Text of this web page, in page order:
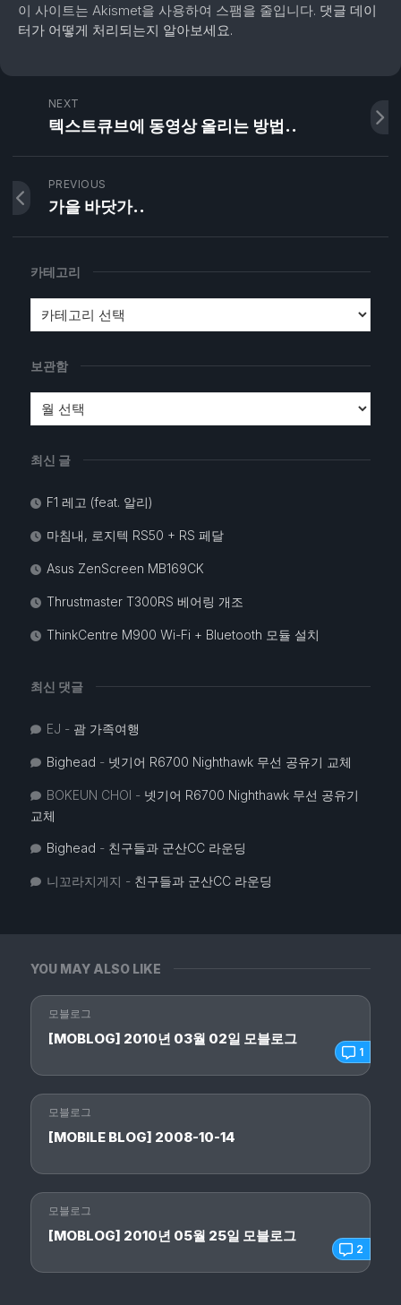
YOU MAY ALSO LIKE
1
모블로그
[MOBLOG] 2010년 03월 02일 모블로그
모블로그
[MOBILE BLOG] 2008-10-14
2
모블로그
[MOBLOG] 2010년 05월 25일 모블로그
이 사이트는 Akismet을 사용하여 스팸을 줄입니다. 댓글 데이
터가 어떻게 처리되는지 알아보세요.
NEXT
텍스트큐브에 동영상 올리는 방법..
PREVIOUS
가을 바닷가..
카테고리
보관함
최신 글
F1 레고 (feat. 알리)
마침내, 로지텍 RS50 + RS 페달
Asus ZenScreen MB169CK
Thrustmaster T300RS 베어링 개조
ThinkCentre M900 Wi-Fi + Bluetooth 모듈 설치
최신 댓글
EJ - 괌 가족여행
Bighead - 넷기어 R6700 Nighthawk 무선 공유기 교체
BOKEUN CHOI - 넷기어 R6700 Nighthawk 무선 공유기
교체
Bighead - 친구들과 군산CC 라운딩
니꼬라지게지 - 친구들과 군산CC 라운딩